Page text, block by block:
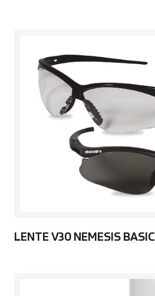
LENTE V30 NEMESIS BASIC